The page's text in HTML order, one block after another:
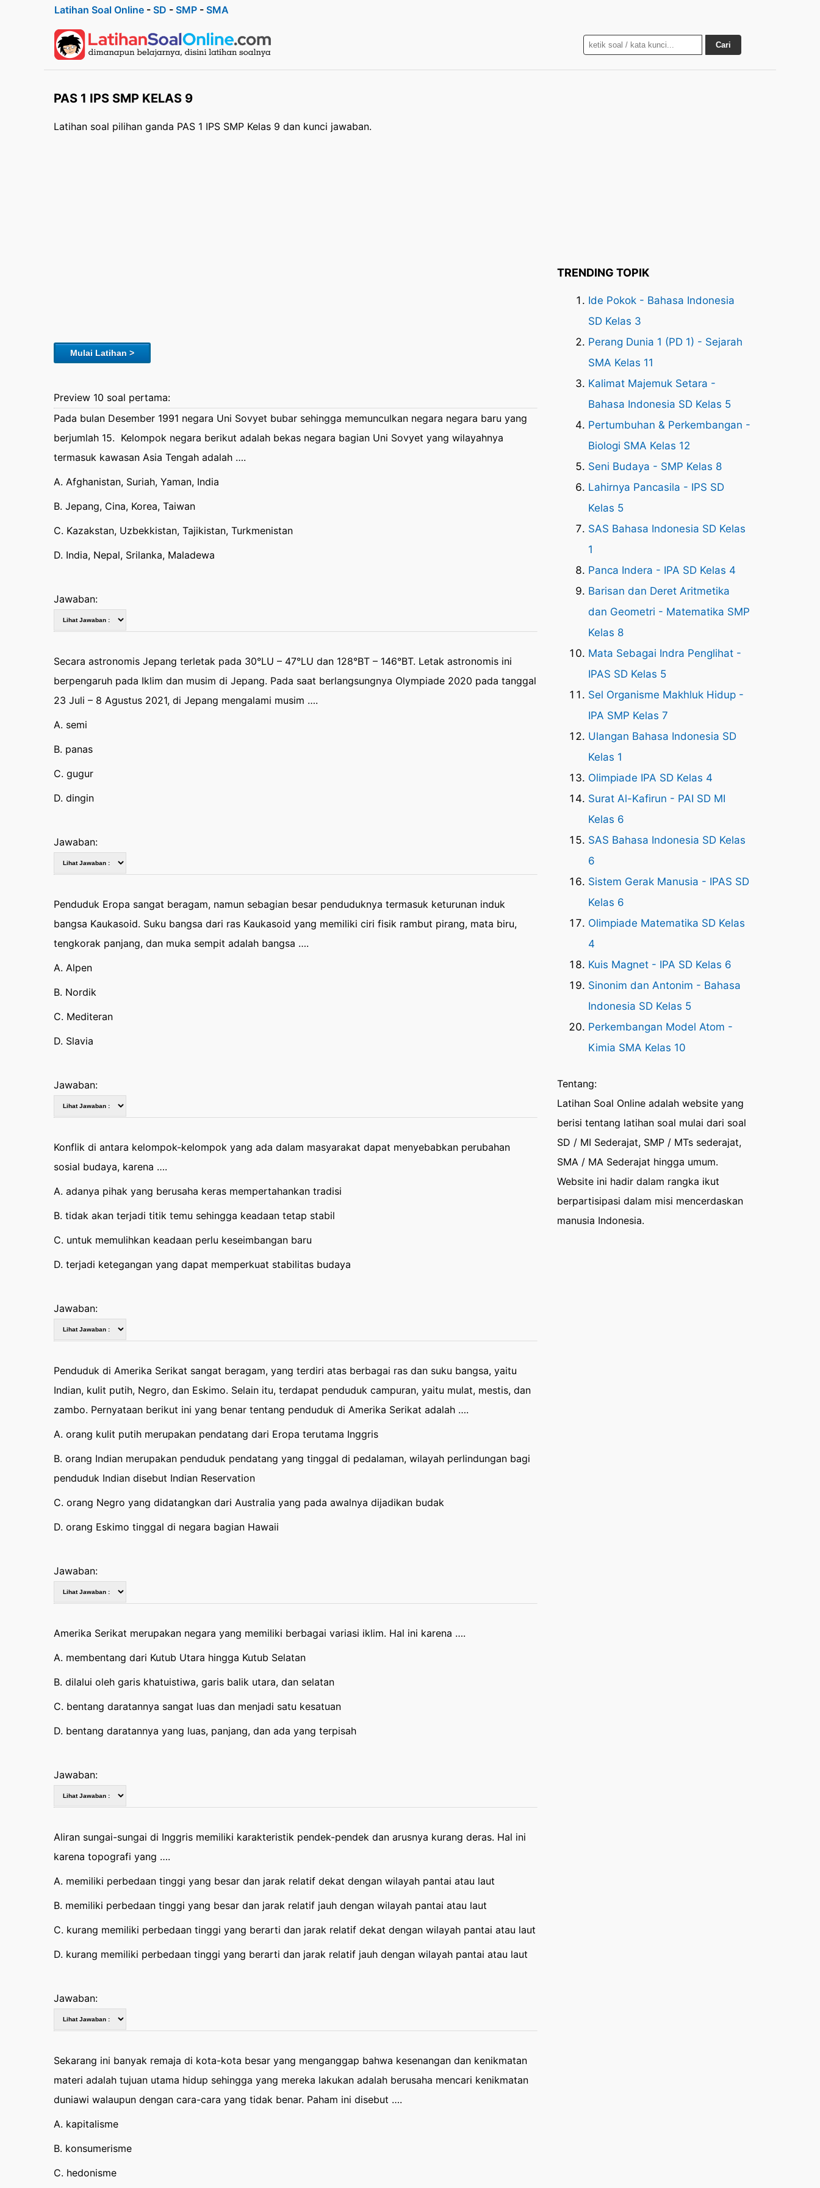
Latihan Soal Online- SD - SMP- SMA
Cari
PAS 1 IPS SMP KELAS 9
Latihan soal pilihan ganda PAS 1 IPS SMP Kelas 9 dan kunci jawaban.
Mulai Latihan >
Preview 10 soal pertama:
Pada bulan Desember 1991 negara Uni Sovyet bubar sehingga memunculkan negara negara baru yang
berjumlah 15. Kelompok negara berikut adalah bekas negara bagian Uni Sovyet yang wilayahnya
termasuk kawasan Asia Tengah adalah ….
A. Afghanistan, Suriah, Yaman, India
B. Jepang, Cina, Korea, Taiwan
C. Kazakstan, Uzbekkistan, Tajikistan, Turkmenistan
D. India, Nepal, Srilanka, Maladewa
Jawaban:
Secara astronomis Jepang terletak pada 30°LU – 47°LU dan 128°BT – 146°BT. Letak astronomis ini
berpengaruh pada Iklim dan musim di Jepang. Pada saat berlangsungnya Olympiade 2020 pada tanggal
23 Juli – 8 Agustus 2021, di Jepang mengalami musim ….
A. semi
B. panas
C. gugur
D. dingin
Jawaban:
Penduduk Eropa sangat beragam, namun sebagian besar penduduknya termasuk keturunan induk
bangsa Kaukasoid. Suku bangsa dari ras Kaukasoid yang memiliki ciri fisik rambut pirang, mata biru,
tengkorak panjang, dan muka sempit adalah bangsa ….
A. Alpen
B. Nordik
C. Mediteran
D. Slavia
Jawaban:
Konflik di antara kelompok-kelompok yang ada dalam masyarakat dapat menyebabkan perubahan
sosial budaya, karena ….
A. adanya pihak yang berusaha keras mempertahankan tradisi
B. tidak akan terjadi titik temu sehingga keadaan tetap stabil
C. untuk memulihkan keadaan perlu keseimbangan baru
D. terjadi ketegangan yang dapat memperkuat stabilitas budaya
Jawaban:
Penduduk di Amerika Serikat sangat beragam, yang terdiri atas berbagai ras dan suku bangsa, yaitu
Indian, kulit putih, Negro, dan Eskimo. Selain itu, terdapat penduduk campuran, yaitu mulat, mestis, dan
zambo. Pernyataan berikut ini yang benar tentang penduduk di Amerika Serikat adalah ….
A. orang kulit putih merupakan pendatang dari Eropa terutama Inggris
B. orang Indian merupakan penduduk pendatang yang tinggal di pedalaman, wilayah perlindungan bagi
penduduk Indian disebut Indian Reservation
C. orang Negro yang didatangkan dari Australia yang pada awalnya dijadikan budak
D. orang Eskimo tinggal di negara bagian Hawaii
Jawaban:
Amerika Serikat merupakan negara yang memiliki berbagai variasi iklim. Hal ini karena ….
A. membentang dari Kutub Utara hingga Kutub Selatan
B. dilalui oleh garis khatuistiwa, garis balik utara, dan selatan
C. bentang daratannya sangat luas dan menjadi satu kesatuan
D. bentang daratannya yang luas, panjang, dan ada yang terpisah
Jawaban:
Aliran sungai-sungai di Inggris memiliki karakteristik pendek-pendek dan arusnya kurang deras. Hal ini
karena topografi yang ….
A. memiliki perbedaan tinggi yang besar dan jarak relatif dekat dengan wilayah pantai atau laut
B. memiliki perbedaan tinggi yang besar dan jarak relatif jauh dengan wilayah pantai atau laut
C. kurang memiliki perbedaan tinggi yang berarti dan jarak relatif dekat dengan wilayah pantai atau laut
D. kurang memiliki perbedaan tinggi yang berarti dan jarak relatif jauh dengan wilayah pantai atau laut
Jawaban:
Sekarang ini banyak remaja di kota-kota besar yang menganggap bahwa kesenangan dan kenikmatan
materi adalah tujuan utama hidup sehingga yang mereka lakukan adalah berusaha mencari kenikmatan
duniawi walaupun dengan cara-cara yang tidak benar. Paham ini disebut ….
A. kapitalisme
B. konsumerisme
C. hedonisme
TRENDING TOPIK
Ide Pokok - Bahasa Indonesia
SD Kelas 3
Perang Dunia 1 (PD 1) - Sejarah
SMA Kelas 11
Kalimat Majemuk Setara -
Bahasa Indonesia SD Kelas 5
Pertumbuhan & Perkembangan -
Biologi SMA Kelas 12
Seni Budaya - SMP Kelas 8
Lahirnya Pancasila - IPS SD
Kelas 5
SAS Bahasa Indonesia SD Kelas
1
Panca Indera - IPA SD Kelas 4
Barisan dan Deret Aritmetika
dan Geometri - Matematika SMP
Kelas 8
Mata Sebagai Indra Penglihat -
IPAS SD Kelas 5
Sel Organisme Makhluk Hidup -
IPA SMP Kelas 7
Ulangan Bahasa Indonesia SD
Kelas 1
Olimpiade IPA SD Kelas 4
Surat Al-Kafirun - PAI SD MI
Kelas 6
SAS Bahasa Indonesia SD Kelas
6
Sistem Gerak Manusia - IPAS SD
Kelas 6
Olimpiade Matematika SD Kelas
4
Kuis Magnet - IPA SD Kelas 6
Sinonim dan Antonim - Bahasa
Indonesia SD Kelas 5
Perkembangan Model Atom -
Kimia SMA Kelas 10
Tentang:
Latihan Soal Online adalah website yang
berisi tentang latihan soal mulai dari soal
SD / MI Sederajat, SMP / MTs sederajat,
SMA / MA Sederajat hingga umum.
Website ini hadir dalam rangka ikut
berpartisipasi dalam misi mencerdaskan
manusia Indonesia.